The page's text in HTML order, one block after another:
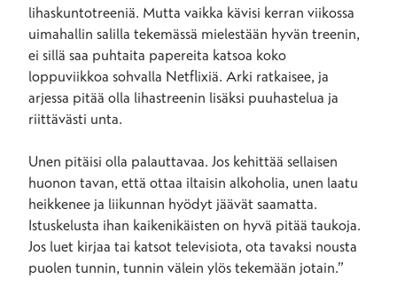
lihaskuntotreeniä. Mutta vaikka kävisi kerran viikossa
uimahallin salilla tekemässä mielestään hyvän treenin,
ei sillä saa puhtaita papereita katsoa koko
loppuviikkoa sohvalla Netflixiä. Arki ratkaisee, ja
arjessa pitää olla lihastreenin lisäksi puuhastelua ja
riittävästi unta.
Unen pitäisi olla palauttavaa. Jos kehittää sellaisen
huonon tavan, että ottaa iltaisin alkoholia, unen laatu
heikkenee ja liikunnan hyödyt jäävät saamatta.
Istuskelusta ihan kaikenikäisten on hyvä pitää taukoja.
Jos luet kirjaa tai katsot televisiota, ota tavaksi nousta
puolen tunnin, tunnin välein ylös tekemään jotain.”